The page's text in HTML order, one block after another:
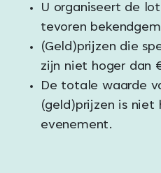
U organiseert de
tevoren
(Geld)prijzen die
zijn niet hoger dan
De totale waarde
(geld)prijzen is niet
evenement.